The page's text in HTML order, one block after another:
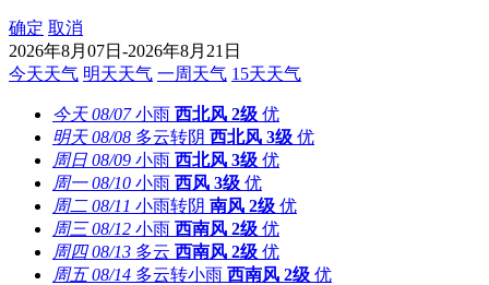
确定 取消
2026年8月07日-2026年8月21日
今天天气 明天天气 一周天气 15天天气
今天 08/07 小雨 西北风 2级 优
明天 08/08 多云转阴 西北风 3级 优
周日 08/09 小雨 西北风 3级 优
周一 08/10 小雨 西风 3级 优
周二 08/11 小雨转阴 南风 2级 优
周三 08/12 小雨 西南风 2级 优
周四 08/13 多云 西南风 2级 优
周五 08/14 多云转小雨 西南风 2级 优